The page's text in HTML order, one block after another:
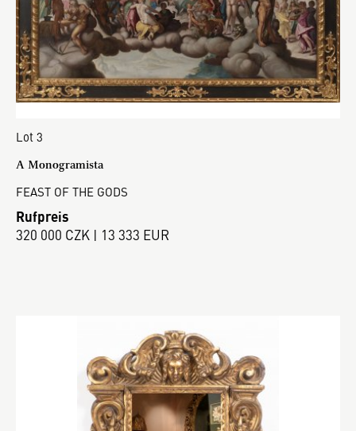
Lot 3
A Monogramista
FEAST OF THE GODS
Rufpreis
320 000 CZK | 13 333 EUR